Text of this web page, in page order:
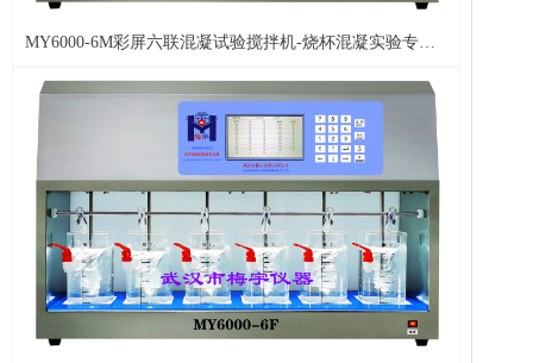
MY6000-6M彩屏六联混凝试验搅拌机-烧杯混凝实验专用